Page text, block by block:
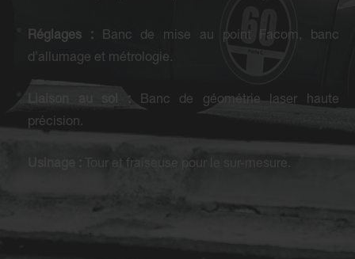
Réglages :Banc de mise au point Facom, banc
d’allumage et métrologie.
Liaison au sol :Banc de géométrie laser haute
précision.
Tour et fraiseuse pour le sur-mesure.